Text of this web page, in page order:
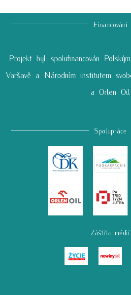
Financování
Projekt byl spolufinancován
Varšavě a Národním institutem
a Orlen Oil
Spolupráce
Záštita médií